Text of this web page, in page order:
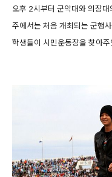
오후 2시부터 군악대와 의장
주에서는 처음 개최되는 군행
학생들이 시민운동장을 찾아주